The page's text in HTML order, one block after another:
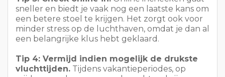
zakenvluchten vaak voller en heerst er meer
spanning. Als je schema flexibel is, zijn minder
drukke vluchten vaak een stuk prettiger.
Rechtstreekse
vlucht
Minder wachten, minder stress, minder kans
op een gemiste aansluiting